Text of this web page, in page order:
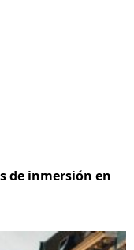
de inmersión en